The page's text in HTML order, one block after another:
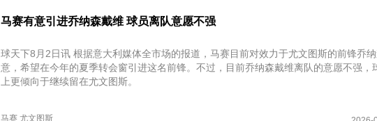
马赛有意引进乔纳森戴维 球员离队意愿不强
球天下8月2日讯 根据意大利媒体全市场的报道，马赛目前对效力于尤文图斯的前锋乔
意，希望在今年的夏季转会窗引进这名前锋。不过，目前乔纳森戴维离队的意愿不强，
上更倾向于继续留在尤文图斯。
马赛 尤文图斯